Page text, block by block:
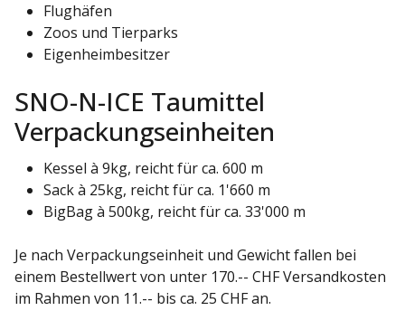
Flughäfen
Zoos und Tierparks
Eigenheimbesitzer
SNO-N-ICE Taumittel
Verpackungseinheiten
Kessel à 9kg, reicht für ca. 600 m
Sack à 25kg, reicht für ca. 1'660 m
BigBag à 500kg, reicht für ca. 33'000 m
Je nach Verpackungseinheit und Gewicht fallen bei
einem Bestellwert von unter 170.-- CHF Versandkosten
im Rahmen von 11.-- bis ca. 25 CHF an.